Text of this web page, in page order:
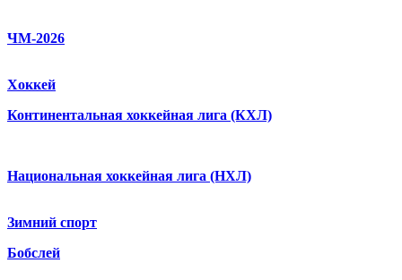
ЧМ-2026
Хоккей
Континентальная хоккейная лига (КХЛ)
Национальная хоккейная лига (НХЛ)
Зимний спорт
Бобслей